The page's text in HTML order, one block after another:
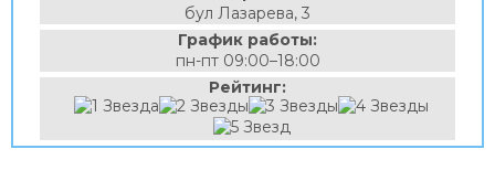
бул Лазарева, 3
График работы:
пн-пт 09:00–18:00
Рейтинг: